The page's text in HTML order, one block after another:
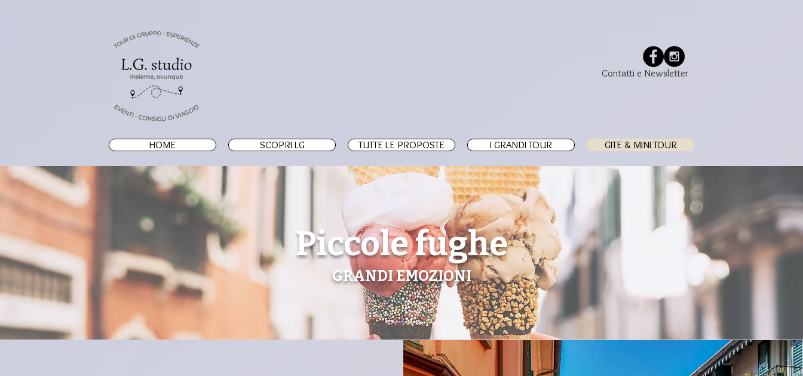
Contatti e Newsletter
HOME SCOPRI LG TUTTE LE PROPOSTE I GRANDI TOUR GITE & MINI TOUR
Piccole fughe
GRANDI EMOZIONI